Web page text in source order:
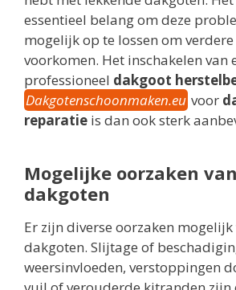
essentieel belang om deze
mogelijk op te lossen om verdere
voorkomen. Het inschakelen van
professioneel dakgoot
Dakgotenschoonmaken.eu voor
reparatie is dan ook sterk
Mogelijke oorzaken
dakgoten
Er zijn diverse oorzaken
dakgoten. Slijtage of
weersinvloeden, verstoppingen